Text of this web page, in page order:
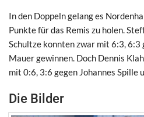
In den Doppeln gelang es
Punkte für das Remis zu holen.
Schultze konnten zwar mit 6:3,
Mauer gewinnen. Doch Dennis
mit 0:6, 3:6 gegen Johannes Spille
Die Bilder